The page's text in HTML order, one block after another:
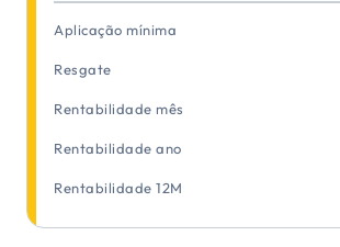
Aplicação mínima
Resgate
Rentabilidade mês
Rentabilidade ano
Rentabilidade 12M